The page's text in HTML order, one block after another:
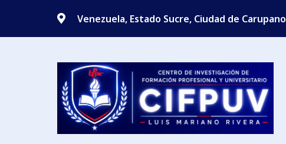
Venezuela, Estado Sucre, Ciudad de Carupano